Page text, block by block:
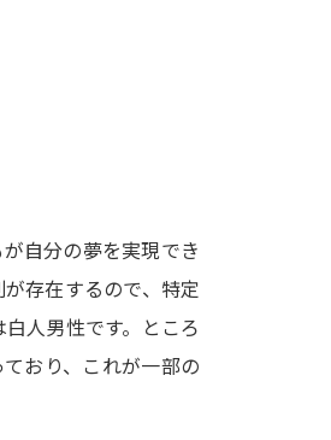
大学で学べる内容や特徴を調
新増設大学・学部・学科特集
国際
データサイエンス特集
奨学金・特
進路の３択
新学年スタート号特集ペ
自分の夢を実現でき
存在するので、特定
人男性です。ところ
おり、これが一部の